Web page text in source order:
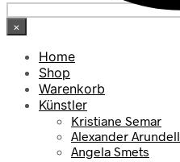
×
Home
Shop
Warenkorb
Künstler
Kristiane Semar
Alexander Arundell
Angela Smets